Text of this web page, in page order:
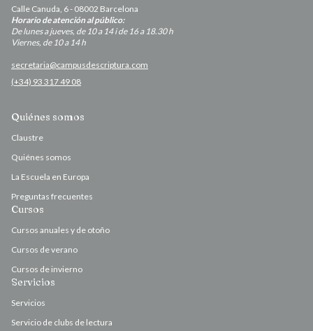
Calle Canuda, 6 - 08002 Barcelona
Horario de atención al público:
De lunes a jueves, de 10 a 14 i de 16 a 18.30 h
Viernes, de 10 a 14 h
secretaria@campusdescriptura.com
(+34) 93 317 49 08
Quiénes somos
Claustre
Quiénes somos
La Escuela en Europa
Preguntas frecuentes
Cursos
Cursos anuales y de otoño
Cursos de verano
Cursos de invierno
Servicios
Servicios
Servicio de clubs de lectura